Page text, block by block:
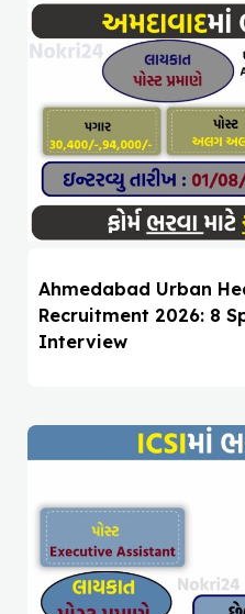
Ahmedabad Urban
Recruitment 2026: 8
Interview